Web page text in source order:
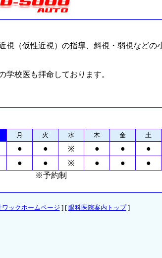
視（仮性近視）の指導、斜視・弱視などの
学校医も拝命しております。
月 火 水 木 金 土
● ● ※ ● ●
●
● ● ※ ● ●
●
※予約制
ワックホームページ ] [ 眼科医院案内トップ]